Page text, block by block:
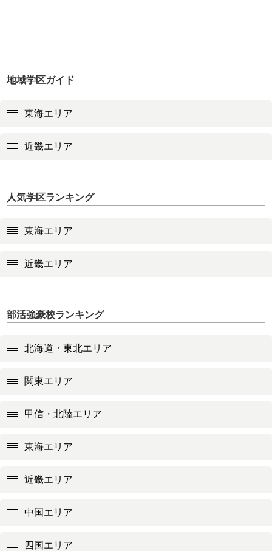
地域学区ガイド
東海エリア
近畿エリア
人気学区ランキング
東海エリア
近畿エリア
部活強豪校ランキング
北海道・東北エリア
関東エリア
甲信・北陸エリア
東海エリア
近畿エリア
中国エリア
四国エリア